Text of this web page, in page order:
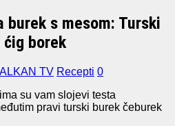
burek s mesom: Turski
borek
TV Recepti 0
su vam slojevi testa
pravi turski burek čeburek